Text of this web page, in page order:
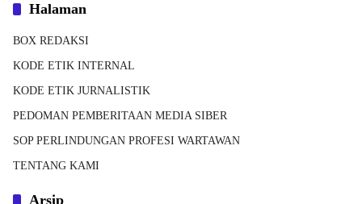
Halaman
BOX REDAKSI
KODE ETIK INTERNAL
KODE ETIK JURNALISTIK
PEDOMAN PEMBERITAAN MEDIA SIBER
SOP PERLINDUNGAN PROFESI WARTAWAN
TENTANG KAMI
Arsip